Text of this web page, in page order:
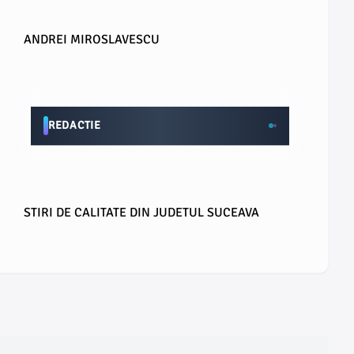
ANDREI MIROSLAVESCU
REDACTIE
STIRI DE CALITATE DIN JUDETUL SUCEAVA